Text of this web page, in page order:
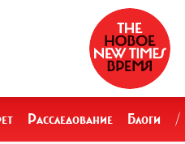
Расследование Блоги /